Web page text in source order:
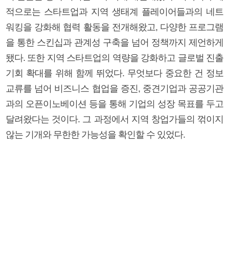
적으로는 스타트업과 지역 생태계 플레이어들과의 네트
워킹을 강화해 협력 활동을 전개해왔고, 다양한 프로그램
을 통한 스킨십과 관계성 구축을 넘어 정책까지 제언하게
됐다. 또한 지역 스타트업의 역량을 강화하고 글로벌 진출
기회 확대를 위해 함께 뛰었다. 무엇보다 중요한 건 정보
교류를 넘어 비즈니스 협업을 증진, 중견기업과 공공기관
과의 오픈이노베이션 등을 통해 기업의 성장 목표를 두고
달려왔다는 것이다. 그 과정에서 지역 창업가들의 꺾이지
않는 기개와 무한한 가능성을 확인할 수 있었다.